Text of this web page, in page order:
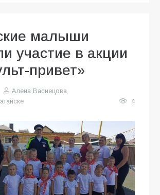
малыши
участие в акции
привет»
Алена Васнецова
4